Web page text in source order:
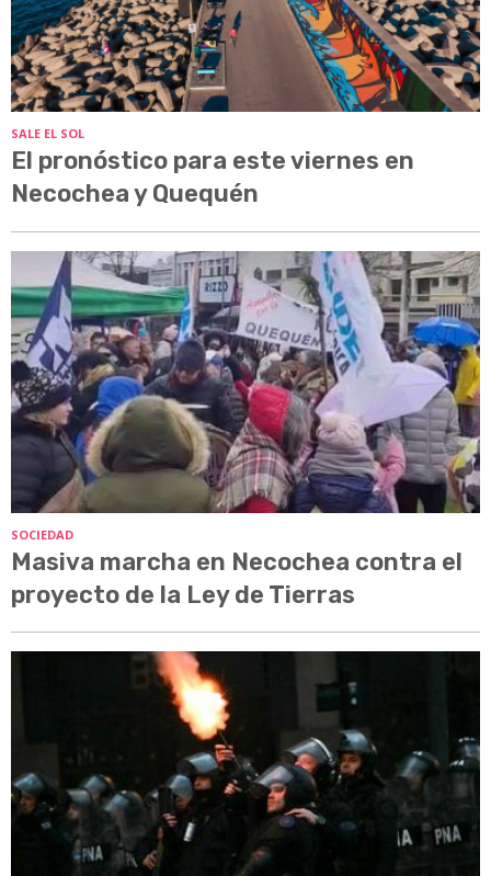
SALE EL SOL
El pronóstico para este viernes en
Necochea y Quequén
SOCIEDAD
Masiva marcha en Necochea contra el
proyecto de la Ley de Tierras